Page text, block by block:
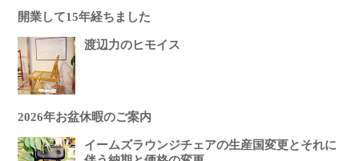
開業して15年経ちました
渡辺力のヒモイス
2026年お盆休暇のご案内
イームズラウンジチェアの生産国変更とそれに